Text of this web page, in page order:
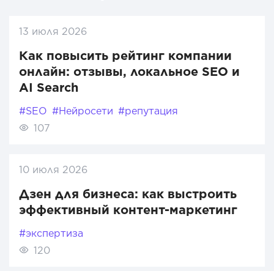
13 июля 2026
Как повысить рейтинг компании
онлайн: отзывы, локальное SEO и
AI Search
#SEO #Нейросети #репутация
107
10 июля 2026
Дзен для бизнеса: как выстроить
эффективный контент-маркетинг
#экспертиза
120